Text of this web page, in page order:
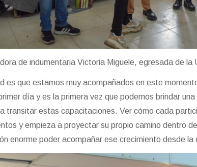
de indumentaria Victoria Miguele, egresada de
es que estamos muy acompañados en este
día y es la primera vez que podemos brindar
transitar estas capacitaciones. Ver cómo cada
y empieza a proyectar su propio camino dentro
enorme poder acompañar ese crecimiento desde la